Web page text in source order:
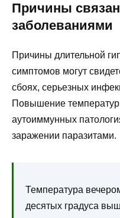
Причины
заболеваниями
Причины длительной
симптомов могут
сбоях, серьезных
Повышение
аутоиммунных
заражении паразитами.
Температура
десятых градуса